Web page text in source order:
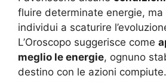
fluire determinate energie, ma
individui a scaturire
L’Oroscopo suggerisce come
meglio le energie, ognuno
destino con le azioni